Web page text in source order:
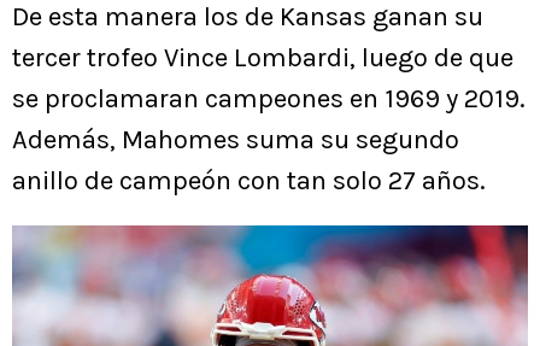
De esta manera los de Kansas ganan su
tercer trofeo Vince Lombardi, luego de que
se proclamaran campeones en 1969 y 2019.
Además, Mahomes suma su segundo
anillo de campeón con tan solo 27 años.